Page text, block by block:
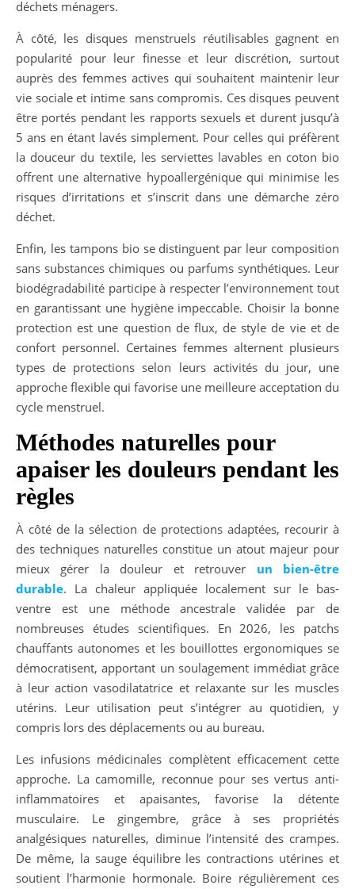
déchets ménagers.
À côté, les disques menstruels réutilisables gagnent en
popularité pour leur finesse et leur discrétion, surtout
auprès des femmes actives qui souhaitent maintenir leur
vie sociale et intime sans compromis. Ces disques peuvent
être portés pendant les rapports sexuels et durent jusqu’à
5 ans en étant lavés simplement. Pour celles qui préfèrent
la douceur du textile, les serviettes lavables en coton bio
offrent une alternative hypoallergénique qui minimise les
risques d’irritations et s’inscrit dans une démarche zéro
déchet.
Enfin, les tampons bio se distinguent par leur composition
sans substances chimiques ou parfums synthétiques. Leur
biodégradabilité participe à respecter l’environnement tout
en garantissant une hygiène impeccable. Choisir la bonne
protection est une question de flux, de style de vie et de
confort personnel. Certaines femmes alternent plusieurs
types de protections selon leurs activités du jour, une
approche flexible qui favorise une meilleure acceptation du
cycle menstruel.
Méthodes naturelles pour
apaiser les douleurs pendant les
règles
À côté de la sélection de protections adaptées, recourir à
des techniques naturelles constitue un atout majeur pour
mieux gérer la douleur et retrouver un bien-être
durable. La chaleur appliquée localement sur le bas-
ventre est une méthode ancestrale validée par de
nombreuses études scientifiques. En 2026, les patchs
chauffants autonomes et les bouillottes ergonomiques se
démocratisent, apportant un soulagement immédiat grâce
à leur action vasodilatatrice et relaxante sur les muscles
utérins. Leur utilisation peut s’intégrer au quotidien, y
compris lors des déplacements ou au bureau.
Les infusions médicinales complètent efficacement cette
approche. La camomille, reconnue pour ses vertus anti-
inflammatoires et apaisantes, favorise la détente
musculaire. Le gingembre, grâce à ses propriétés
analgésiques naturelles, diminue l’intensité des crampes.
De même, la sauge équilibre les contractions utérines et
soutient l’harmonie hormonale. Boire régulièrement ces